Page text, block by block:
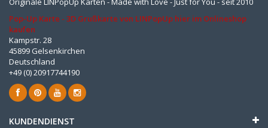
Pop-Up Karte - 3D Grußkarte von LINPopUp hier im Onlineshop
kaufen
Kampstr. 28
45899 Gelsenkirchen
Deutschland
+49 (0) 20917744190
KUNDENDIENST